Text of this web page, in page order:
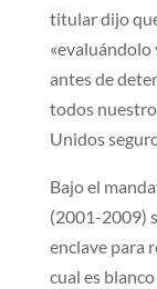
titular dijo
«evaluándolo
antes de
todos
Unidos
Bajo el
(2001-2009)
enclave para
cual es